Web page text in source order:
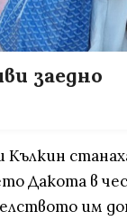
заедно
Кълкин
Дакота в
им